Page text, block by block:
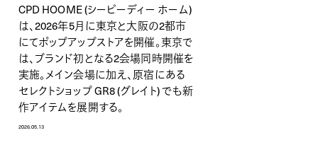
CPD HOOME (シーピーディー ホーム)
は、2026年5月に東京と大阪の2都市
にてポップアップストアを開催。東京で
は、ブランド初となる2会場同時開催を
実施。メイン会場に加え、原宿にある
セレクトショップ GR8 (グレイト) でも新
作アイテムを展開する。
2026.05.13